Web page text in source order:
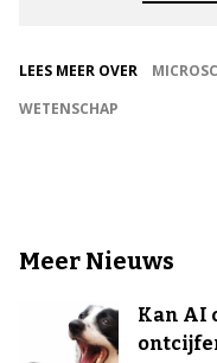
LEES MEER OVER
WETENSCHAP
Meer Nieuws
Kan AI